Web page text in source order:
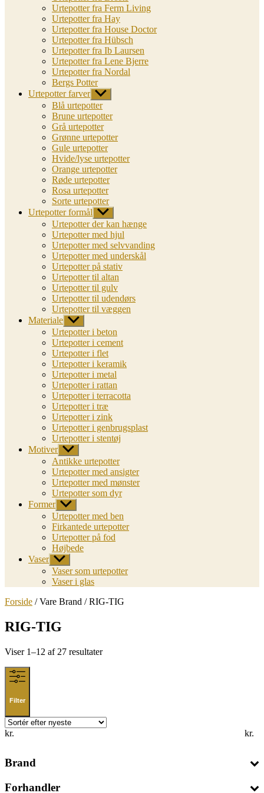
Urtepotter fra Ferm Living
Urtepotter fra Hay
Urtepotter fra House Doctor
Urtepotter fra Hübsch
Urtepotter fra Ib Laursen
Urtepotter fra Lene Bjerre
Urtepotter fra Nordal
Bergs Potter
Urtepotter farver Vis
undermenu
Blå urtepotter
Brune urtepotter
Grå urtepotter
Grønne urtepotter
Gule urtepotter
Hvide/lyse urtepotter
Orange urtepotter
Røde urtepotter
Rosa urtepotter
Sorte urtepotter
Urtepotter formål Vis
undermenu
Urtepotter der kan hænge
Urtepotter med hjul
Urtepotter med selvvanding
Urtepotter med underskål
Urtepotter på stativ
Urtepotter til altan
Urtepotter til gulv
Urtepotter til udendørs
Urtepotter til væggen
Materiale Vis
undermenu
Urtepotter i beton
Urtepotter i cement
Urtepotter i flet
Urtepotter i keramik
Urtepotter i metal
Urtepotter i rattan
Urtepotter i terracotta
Urtepotter i træ
Urtepotter i zink
Urtepotter i genbrugsplast
Urtepotter i stentøj
Motiver Vis
undermenu
Antikke urtepotter
Urtepotter med ansigter
Urtepotter med mønster
Urtepotter som dyr
Former Vis
undermenu
Urtepotter med ben
Firkantede urtepotter
Urtepotter på fod
Højbede
Vaser Vis
undermenu
Vaser som urtepotter
Vaser i glas
Forside / Vare Brand / RIG-TIG
RIG-TIG
Viser 1–12 af 27 resultaterSorted
Filter
kr. kr.
Brand
Forhandler